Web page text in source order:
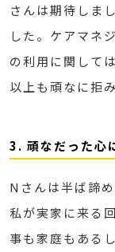
さんは期待しま
した。ケアマネ
の利用に関して
以上も頑なに拒
3. 頑なだった心
Nさんは半ば諦
私が実家に来る
事も家庭もある